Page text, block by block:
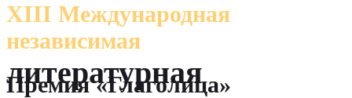
XIII Международная
независимая
литературная
Премия «Глаголица»